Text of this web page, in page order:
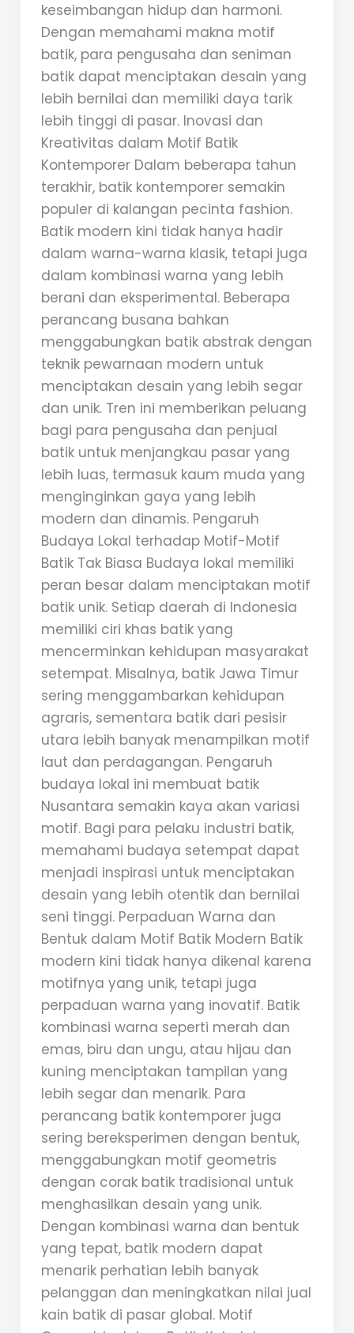
keseimbangan hidup dan harmoni.
Dengan memahami makna motif
batik, para pengusaha dan seniman
batik dapat menciptakan desain yang
lebih bernilai dan memiliki daya tarik
lebih tinggi di pasar. Inovasi dan
Kreativitas dalam Motif Batik
Kontemporer Dalam beberapa tahun
terakhir, batik kontemporer semakin
populer di kalangan pecinta fashion.
Batik modern kini tidak hanya hadir
dalam warna-warna klasik, tetapi juga
dalam kombinasi warna yang lebih
berani dan eksperimental. Beberapa
perancang busana bahkan
menggabungkan batik abstrak dengan
teknik pewarnaan modern untuk
menciptakan desain yang lebih segar
dan unik. Tren ini memberikan peluang
bagi para pengusaha dan penjual
batik untuk menjangkau pasar yang
lebih luas, termasuk kaum muda yang
menginginkan gaya yang lebih
modern dan dinamis. Pengaruh
Budaya Lokal terhadap Motif-Motif
Batik Tak Biasa Budaya lokal memiliki
peran besar dalam menciptakan motif
batik unik. Setiap daerah di Indonesia
memiliki ciri khas batik yang
mencerminkan kehidupan masyarakat
setempat. Misalnya, batik Jawa Timur
sering menggambarkan kehidupan
agraris, sementara batik dari pesisir
utara lebih banyak menampilkan motif
laut dan perdagangan. Pengaruh
budaya lokal ini membuat batik
Nusantara semakin kaya akan variasi
motif. Bagi para pelaku industri batik,
memahami budaya setempat dapat
menjadi inspirasi untuk menciptakan
desain yang lebih otentik dan bernilai
seni tinggi. Perpaduan Warna dan
Bentuk dalam Motif Batik Modern Batik
modern kini tidak hanya dikenal karena
motifnya yang unik, tetapi juga
perpaduan warna yang inovatif. Batik
kombinasi warna seperti merah dan
emas, biru dan ungu, atau hijau dan
kuning menciptakan tampilan yang
lebih segar dan menarik. Para
perancang batik kontemporer juga
sering bereksperimen dengan bentuk,
menggabungkan motif geometris
dengan corak batik tradisional untuk
menghasilkan desain yang unik.
Dengan kombinasi warna dan bentuk
yang tepat, batik modern dapat
menarik perhatian lebih banyak
pelanggan dan meningkatkan nilai jual
kain batik di pasar global. Motif